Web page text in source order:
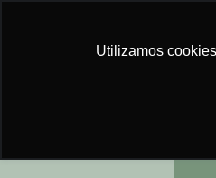
Utilizamos